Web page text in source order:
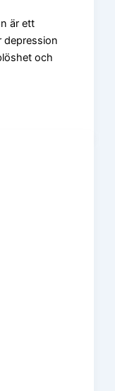
är ett
depression
och